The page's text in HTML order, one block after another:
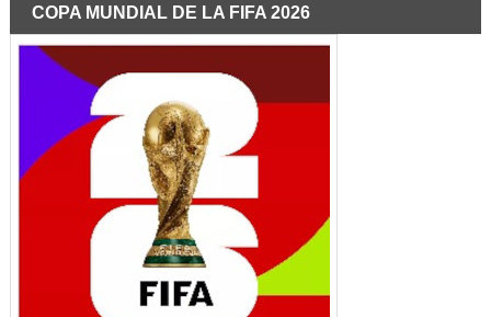
COPA MUNDIAL DE LA FIFA 2026